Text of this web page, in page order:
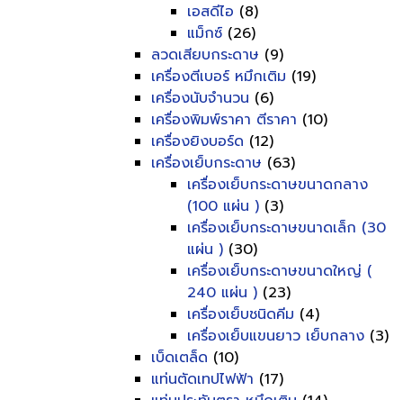
เอสดีไอ (8)
แม็กซ์ (26)
ลวดเสียบกระดาษ (9)
เครื่องตีเบอร์ หมึกเติม (19)
เครื่องนับจำนวน (6)
เครื่องพิมพ์ราคา ตีราคา (10)
เครื่องยิงบอร์ด (12)
เครื่องเย็บกระดาษ (63)
เครื่องเย็บกระดาษขนาดกลาง
(100 แผ่น ) (3)
เครื่องเย็บกระดาษขนาดเล็ก (30
แผ่น ) (30)
เครื่องเย็บกระดาษขนาดใหญ่ (
240 แผ่น ) (23)
เครื่องเย็บชนิดคีม (4)
เครื่องเย็บแขนยาว เย็บกลาง (3)
เบ็ดเตล็ด (10)
แท่นตัดเทปไฟฟ้า (17)